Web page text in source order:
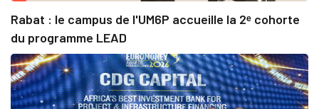
Rabat : le campus de l'UM6P accueille la 2ᵉ cohorte
du programme LEAD